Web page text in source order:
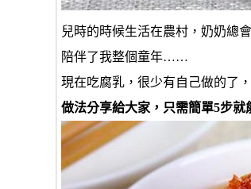
兒時的時候生活在農村，奶奶總
陪伴了我整個童年……
現在吃腐乳，很少有自己做的了
做法分享給大家，只需簡單5步就